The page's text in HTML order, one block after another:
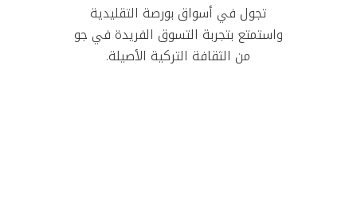
تجول في أسواق بورصة التقليدية
واستمتع بتجربة التسوق الفريدة في جو
من الثقافة التركية الأصيلة.